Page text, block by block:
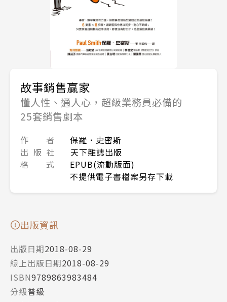
故事銷售贏家
懂人性、通人心，超級業務員必備的
25套銷售劇本
作 者
保羅．史密斯
出 版 社
天下雜誌出版
格 式
EPUB(流動版面)
不提供電子書檔案另存下載
出版資訊
出版日期2018-08-29
線上出版日期2018-08-29
ISBN9789863983484
分級普級